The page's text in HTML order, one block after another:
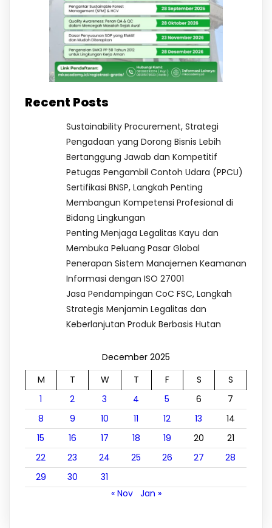
Recent Posts
Sustainability Procurement, Strategi
Pengadaan yang Dorong Bisnis Lebih
Bertanggung Jawab dan Kompetitif
Petugas Pengambil Contoh Udara (PPCU)
Sertifikasi BNSP, Langkah Penting
Membangun Kompetensi Profesional di
Bidang Lingkungan
Penting Menjaga Legalitas Kayu dan
Membuka Peluang Pasar Global
Penerapan Sistem Manajemen Keamanan
Informasi dengan ISO 27001
Jasa Pendampingan CoC FSC, Langkah
Strategis Menjamin Legalitas dan
Keberlanjutan Produk Berbasis Hutan
December 2025
M
T W T F S
S
1
2 3 4 5 6
7
8
9 10 11 12 13
14
15
16 17 18 19 20
21
22
23 24 25 26 27
28
29
30
31
« Nov
Jan »